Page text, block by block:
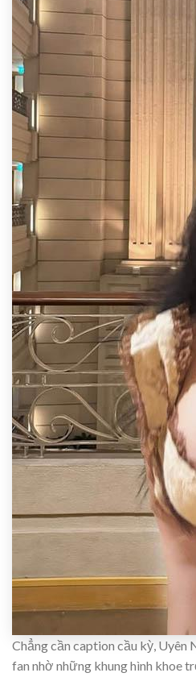
Chẳng cần caption cầu kỳ, Uyên
fan nhờ những khung hình khoe